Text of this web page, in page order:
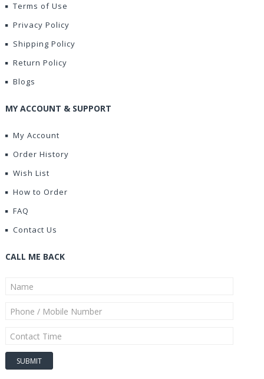
Terms of Use
Privacy Policy
Shipping Policy
Return Policy
Blogs
MY ACCOUNT & SUPPORT
My Account
Order History
Wish List
How to Order
FAQ
Contact Us
CALL ME BACK